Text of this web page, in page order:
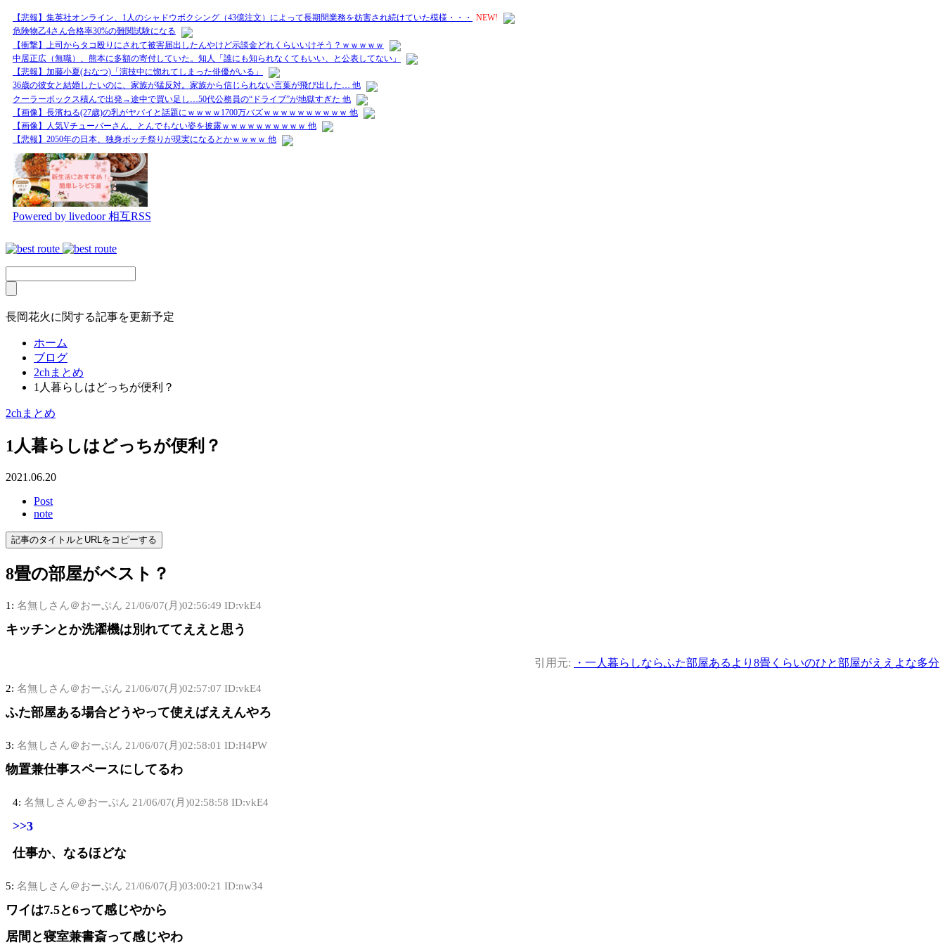
【悲報】集英社オンライン、1人のシャドウボクシング（43億注文）によって長期間業務を妨害され続けていた模様・・・
NEW!
危険物乙4さん合格率30%の難関試験になる
【衝撃】上司からタコ殴りにされて被害届出したんやけど示談金どれくらいいけそう？ｗｗｗｗｗ
中居正広（無職）、熊本に多額の寄付していた。知人「誰にも知られなくてもいい、と公表してない」
【悲報】加藤小夏(おなつ)「演技中に惚れてしまった俳優がいる」
36歳の彼女と結婚したいのに、家族が猛反対。家族から信じられない言葉が飛び出した… 他
クーラーボックス積んで出発→途中で買い足し…50代公務員の“ドライブ”が地獄すぎた 他
【画像】長濱ねる(27歳)の乳がヤバイと話題にｗｗｗｗ1700万バズｗｗｗｗｗｗｗｗｗｗ 他
【画像】人気Vチューバーさん、とんでもない姿を披露ｗｗｗｗｗｗｗｗｗｗ 他
【悲報】2050年の日本、独身ボッチ祭りが現実になるとかｗｗｗｗ 他
Powered by livedoor 相互RSS
長岡花火に関する記事を更新予定
ホーム
ブログ
2chまとめ
1人暮らしはどっちが便利？
2chまとめ
1人暮らしはどっちが便利？
2021.06.20
Post
note
記事のタイトルとURLをコピーする
8畳の部屋がベスト？
1: 名無しさん＠おーぷん 21/06/07(月)02:56:49 ID:vkE4
キッチンとか洗濯機は別れててええと思う
引用元: ・一人暮らしならふた部屋あるより8畳くらいのひと部屋がええよな多分
2: 名無しさん＠おーぷん 21/06/07(月)02:57:07 ID:vkE4
ふた部屋ある場合どうやって使えばええんやろ
3: 名無しさん＠おーぷん 21/06/07(月)02:58:01 ID:H4PW
物置兼仕事スペースにしてるわ
4: 名無しさん＠おーぷん 21/06/07(月)02:58:58 ID:vkE4
>>3
仕事か、なるほどな
5: 名無しさん＠おーぷん 21/06/07(月)03:00:21 ID:nw34
ワイは7.5と6って感じやから
居間と寝室兼書斎って感じやわ